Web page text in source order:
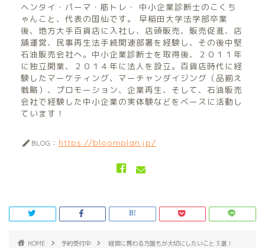
ヘンタイ・パーマ・筋トレ・ 中小企業診断士のこくち
ゃんこと、代表の国仙です。 早稲田大学法学部卒業
後、地方大手百貨店に入社し、店頭販売、販売促進、店
舗運営、民事再生法手続関連部署を経験し、その後中堅
石油販売会社へ。中小企業診断士を取得後、２０１１年
に独立開業、２０１４年に法人を設立。百貨店時代に経
験したマーケティング、マーチャンダイジング（品揃え
戦略）、プロモーション、企業再生、そして、石油販売
会社で経験した中小企業の実体験などをベースに活動し
ています！
BLOG： https://bloomplan.jp/
HOME 予約受付中 経営に携わる方誰もが大切にしたいこと３選！